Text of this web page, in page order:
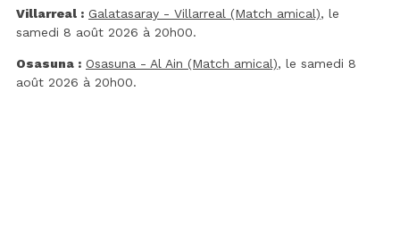
Villarreal : Galatasaray - Villarreal (Match amical), le
samedi 8 août 2026 à 20h00.
Osasuna : Osasuna - Al Ain (Match amical), le samedi 8
août 2026 à 20h00.